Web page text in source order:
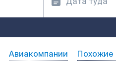
Авиакомпании Похожие